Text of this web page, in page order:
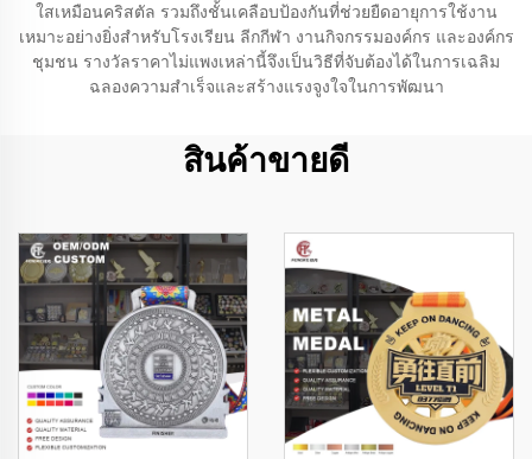
ใสเหมือนคริสตัล รวมถึงชั้นเคลือบป้องกันที่ช่วยยืดอายุการใช้งาน
เหมาะอย่างยิ่งสำหรับโรงเรียน ลีกกีฬา งานกิจกรรมองค์กร และองค์กร
ชุมชน รางวัลราคาไม่แพงเหล่านี้จึงเป็นวิธีที่จับต้องได้ในการเฉลิม
ฉลองความสำเร็จและสร้างแรงจูงใจในการพัฒนา
สินค้าขายดี